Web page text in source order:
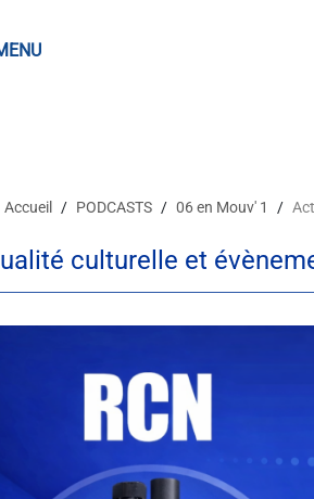
Accueil PODCASTS 06 en Mouv' 1
culturelle et